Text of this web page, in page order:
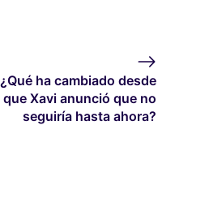
¿Qué ha cambiado desde
que Xavi anunció que no
seguiría hasta ahora?